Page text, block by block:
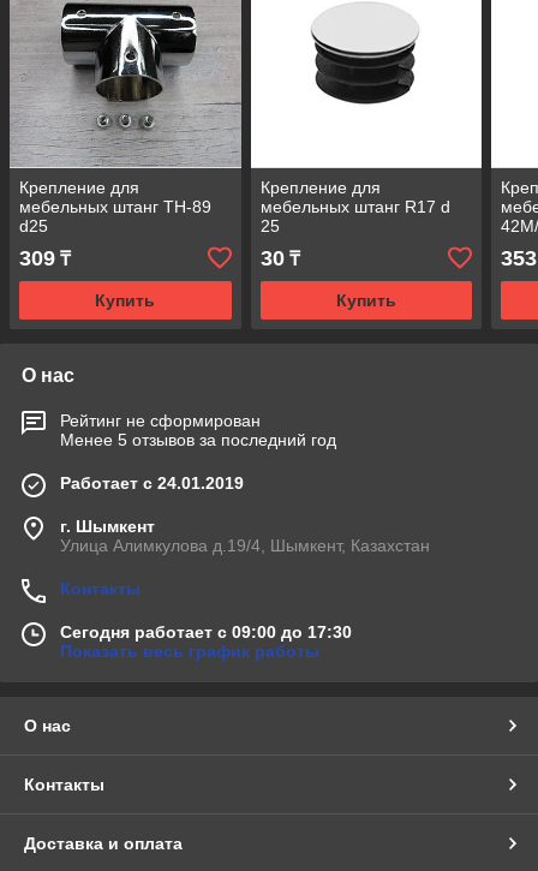
Крепление для
мебельных штанг TH-89
d25
309 ₸
Купить
Крепление для
мебельных штанг R17 d
25
30₸
Купить
353
О нас
Рейтинг не сформирован
Менее 5 отзывов за последний год
Работает с 24.01.2019
г. Шымкент
Улица Алимкулова д.19/4, Шымкент, Казахстан
Контакты
Сегодня работает с 09:00 до 17:30
Показать весь график работы
О нас
Контакты
Доставка и оплата